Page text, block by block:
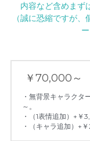
内容など含めまず
（誠に恐縮ですが
￥70,000～
・無背景キャラク
～。
・（1表情追加）+￥
・（キャラ追加）+